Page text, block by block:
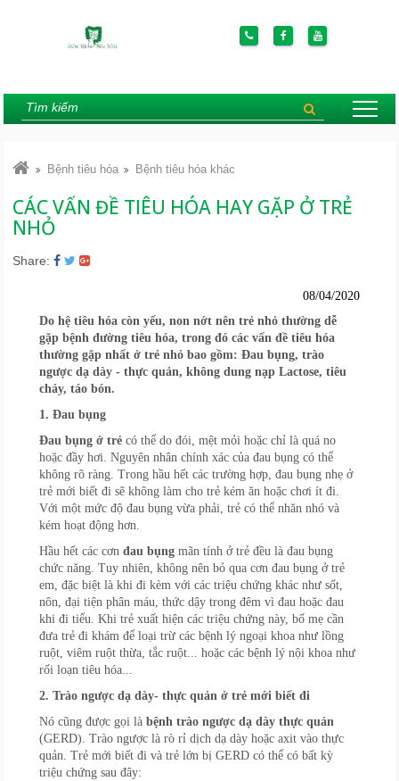
Bệnh tiêu hóa Bệnh tiêu hóa khác
CÁC VẤN ĐỀ TIÊU HÓA HAY GẶP Ở TRẺ
NHỎ
Share:
08/04/2020
Do hệ tiêu hóa còn yếu, non nớt nên trẻ nhỏ thường dễ
gặp bệnh đường tiêu hóa, trong đó các vấn đề tiêu hóa
thường gặp nhất ở trẻ nhỏ bao gồm: Đau bụng, trào
ngược dạ dày - thực quản, không dung nạp Lactose, tiêu
chảy, táo bón.
1. Đau bụng
Đau bụng ở trẻ có thể do đói, mệt mỏi hoặc chỉ là quá no
hoặc đầy hơi. Nguyên nhân chính xác của đau bụng có thể
không rõ ràng. Trong hầu hết các trường hợp, đau bụng nhẹ ở
trẻ mới biết đi sẽ không làm cho trẻ kém ăn hoặc chơi ít đi.
Với một mức độ đau bụng vừa phải, trẻ có thể nhăn nhó và
kém hoạt động hơn.
Hầu hết các cơnđau bụng mãn tính ở trẻ đều là đau bụng
chức năng. Tuy nhiên, không nên bỏ qua cơn đau bụng ở trẻ
em, đặc biệt là khi đi kèm với các triệu chứng khác như sốt,
nôn, đại tiện phân máu, thức dậy trong đêm vì đau hoặc đau
khi đi tiểu. Khi trẻ xuất hiện các triệu chứng này, bố mẹ cần
đưa trẻ đi khám để loại trừ các bệnh lý ngoại khoa như lồng
ruột, viêm ruột thừa, tắc ruột... hoặc các bệnh lý nội khoa như
rối loạn tiêu hóa...
2. Trào ngược dạ dày- thực quản ở trẻ mới biết đi
Nó cũng được gọi làbệnh trào ngược dạ dày thực quản
(GERD). Trào ngược là rò rỉ dịch dạ dày hoặc axit vào thực
quản. Trẻ mới biết đi và trẻ lớn bị GERD có thể có bất kỳ
triệu chứng sau đây: